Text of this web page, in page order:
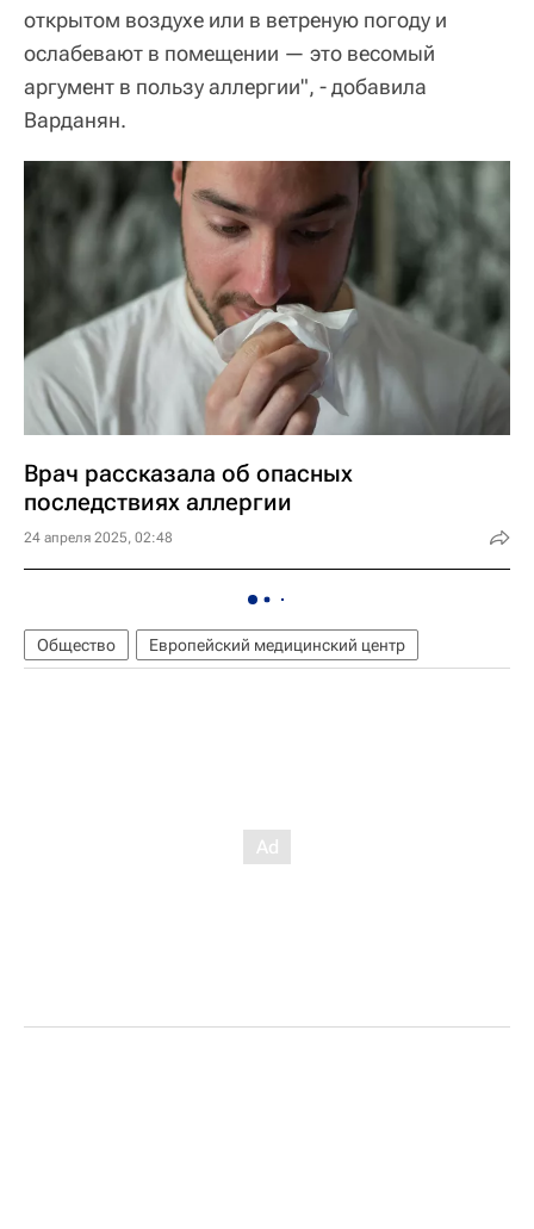
открытом воздухе или в ветреную погоду и
ослабевают в помещении — это весомый
аргумент в пользу аллергии", - добавила
Варданян.
Врач рассказала об опасных
последствиях аллергии
24 апреля 2025, 02:48
Общество Европейский медицинский центр